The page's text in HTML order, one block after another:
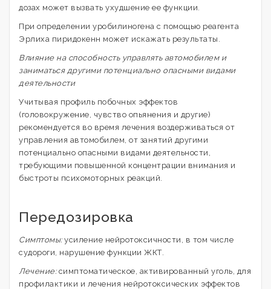
дозах может вызвать ухудшение ее функции.
При определении уробилиногена с помощью реагента
Эрлиха пиридокенн может искажать результаты.
Влияние на способность управлять автомобилем и
заниматься другими потенциально опасными видами
деятельности
Учитывая профиль побочных эффектов
(головокружение, чувство опьянения и другие)
рекомендуется во время лечения воздерживаться от
управления автомобилем, от занятий другими
потенциально опасными видами деятельности,
требующими повышенной концентрации внимания и
быстроты психомоторных реакций.
Передозировка
Симптомы:усиление нейротоксичности, в том числе
судороги, нарушение функции ЖКТ.
Лечение:симптоматическое, активированный уголь, для
профилактики и лечения нейротоксических эффектов